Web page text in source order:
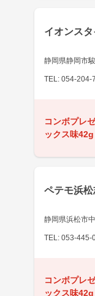
イオンス
静岡県静岡市
TEL: 054-204-
コンボプレ
ックス味42g
ペテモ浜
静岡県浜松市
TEL: 053-445-
コンボプレ
ックス味42g